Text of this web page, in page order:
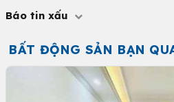
Báo tin xấu
BẤT ĐỘNG SẢN BẠN